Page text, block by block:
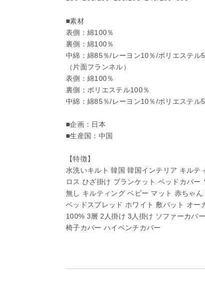
■素材
表側：綿100％
裏側：綿100％
中綿：綿85％/レーヨン10％/ポリエステル
（片面フランネル）
表側：綿100％
裏側：ポリエステル100％
中綿：綿85％/レーヨン10％/ポリエステル
■企画：日本
■生産国：中国
【特徴】
水洗いキルト 韓国 韓国インテリア キルテ
ロス ひざ掛け ブランケット ベッドカバ
無し キルティング ベビー マット 赤ちゃ
ベッドスプレッド ホワイト 敷パット オ
100% 3層 2人掛け 3人掛け ソファーカバ
椅子カバー ハイベンチカバー